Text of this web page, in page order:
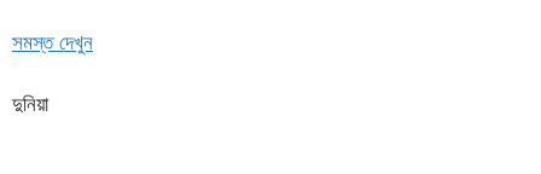
সমস্ত দেখুন
দুনিয়া